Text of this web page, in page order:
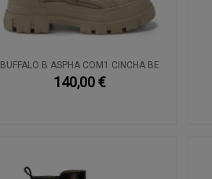
BUFFALO B ASPHA COM1 CINCHA BE
140,00 €